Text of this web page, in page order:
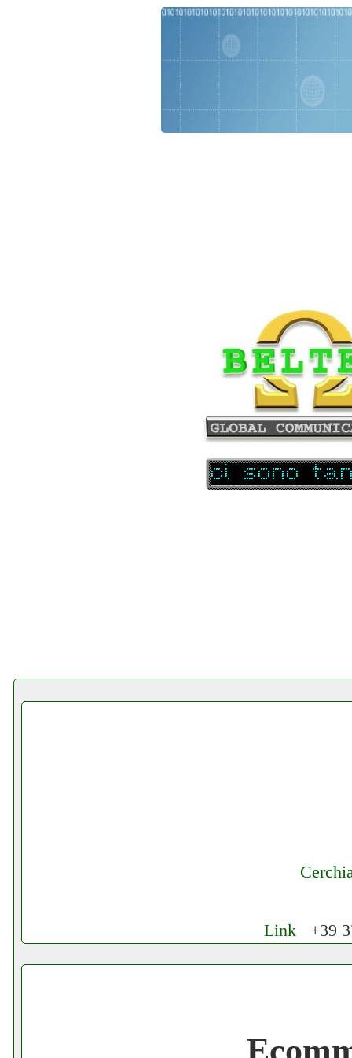
Cerchiamo Collaboratori per Lavoro nel
Link+39